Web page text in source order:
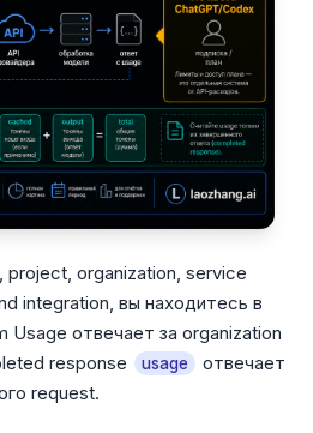
project, organization, service
integration, вы находитесь в
Usage отвечает за organization
response
usage
отвечает
request.